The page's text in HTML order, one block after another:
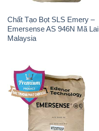
Chất Tạo Bọt SLS Emery –
Emersense AS 946N Mã Lai
Malaysia